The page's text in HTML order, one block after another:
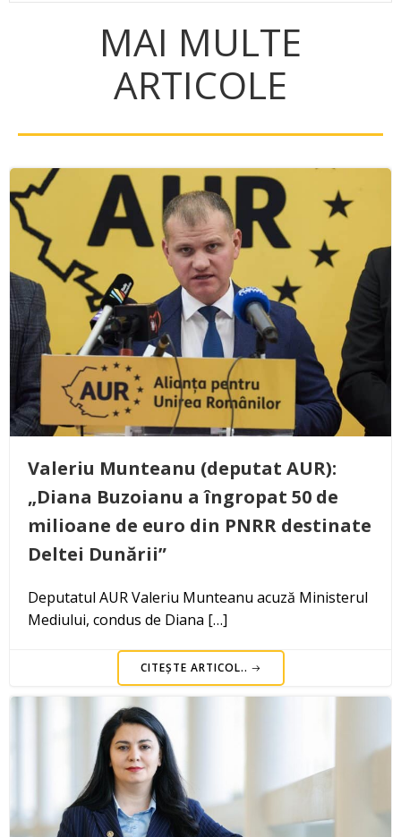
MAI MULTE
ARTICOLE
Valeriu Munteanu (deputat AUR):
„Diana Buzoianu a îngropat 50 de
milioane de euro din PNRR destinate
Deltei Dunării”
Deputatul AUR Valeriu Munteanu acuză Ministerul
Mediului, condus de Diana […]
CITEȘTE ARTICOL..